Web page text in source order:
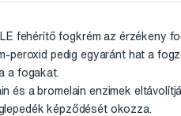
fehérítő fogkrém az érzékeny
peroxid pedig egyaránt hat a
a fogakat.
és a bromelain enzimek
képződését okozza.